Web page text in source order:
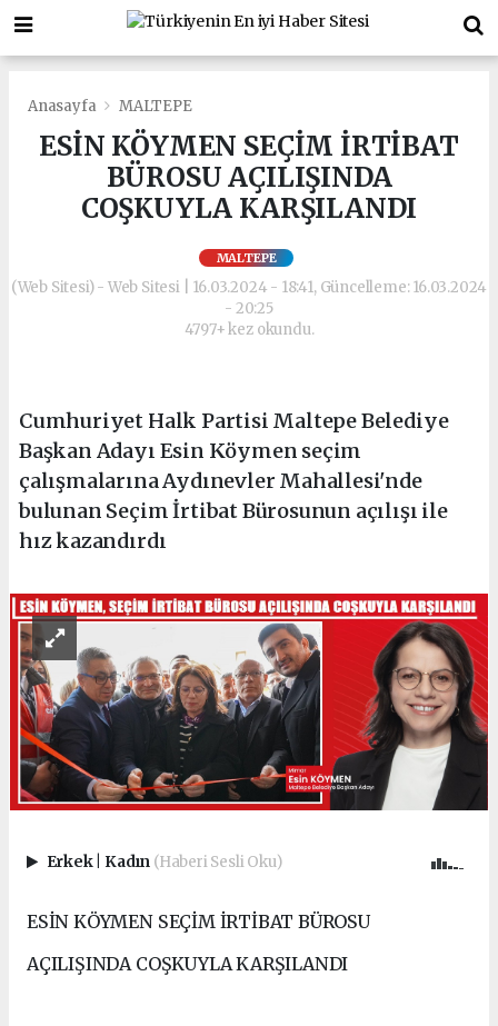
Anasayfa MALTEPE
ESİN KÖYMEN SEÇİM İRTİBAT
BÜROSU AÇILIŞINDA
COŞKUYLA KARŞILANDI
MALTEPE
(Web Sitesi) - Web Sitesi | 16.03.2024 - 18:41, Güncelleme: 16.03.2024
- 20:25
4797+ kez okundu.
Cumhuriyet Halk Partisi Maltepe Belediye
Başkan Adayı Esin Köymen seçim
çalışmalarına Aydınevler Mahallesi'nde
bulunan Seçim İrtibat Bürosunun açılışı ile
hız kazandırdı
Erkek Kadın (Haberi Sesli Oku)
ESİN KÖYMEN SEÇİM İRTİBAT BÜROSU
AÇILIŞINDA COŞKUYLA KARŞILANDI